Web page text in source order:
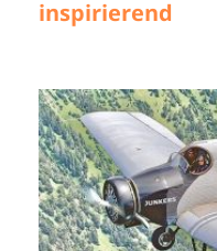
inspirierend